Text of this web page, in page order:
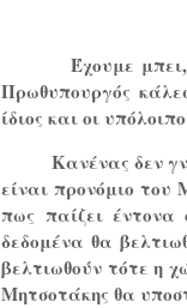
Έχουμε
Πρωθυπουργός
ίδιος και οι
Κανένας δεν
είναι προνόμιο του
πως παίζει
δεδομένα θα
βελτιωθούν τότε η
Μητσοτάκης θα